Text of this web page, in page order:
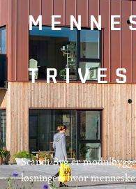
TRIVES
Scandi Byg er
løsninger, hvor